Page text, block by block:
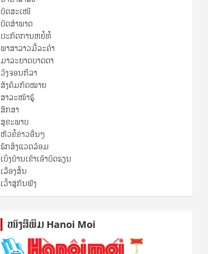
ບົດສະເໜີ
ບົດສໍາພາດ
ປະກົດການຫຍໍ້ທໍ້
ພາສາລາວມື້ລະຄຳ
ມາລະຍາດບາດຕາ
ວົງຈອນກີລາ
ສັງຄົມກົດໝາຍ
ສາລະໜ້າຮູ້
ສຶກສາ
ສຸ​ຂະ​ພາບ
ຫົວຂໍ້ຂ່າວອື່ນໆ
ຮັກສິ່ງແວດລ້ອມ
ເບິ່ງບ້ານເຂົາເອົາບົດຮຽນ
ເລື່ອງສັ້ນ
ເວົ້າສູ່ກັນຟັງ
ໜັງ​ສື​ພິມ Hanoi Moi